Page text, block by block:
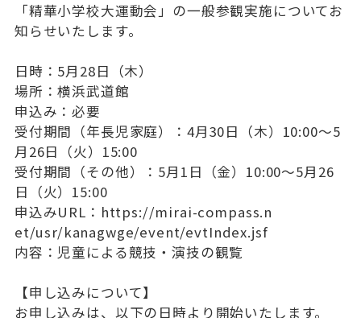
精華の教育
教育の特色
各教科の取り組み
体験学習
クラブ・委員会
学校生活
施設紹介
「精華小学校大運動会」の一般参観実施についてお
知らせいたしま す。
日時：5月28日（木）
場所：横浜武道館
申込み：必要
受付期間（年長児家庭）：4月30日（木）10:00〜5
月26日（火）15:00
受付期間（その他）：5月1日（金）10:00〜5月26
日（火）15:00
申込みURL： https://mirai-compass.n
et/usr/kanagwge/event/evtIndex.jsf
内容：児童による競技・演技の観覧
【申し込みについて】
お申し込みは、以下の日時より開始いたします。